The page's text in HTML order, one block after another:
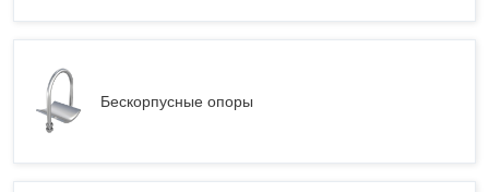
Бескорпусные опоры